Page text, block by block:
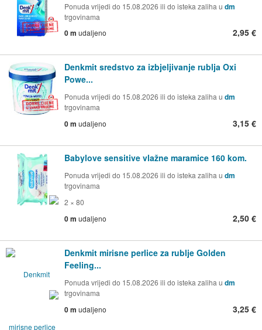
Ponuda vrijedi do 15.08.2026 ili do isteka zaliha u dm
trgovinama
0 m udaljeno 2,95 €
Denkmit sredstvo za izbjeljivanje rublja Oxi
Powe...
Ponuda vrijedi do 15.08.2026 ili do isteka zaliha u dm
trgovinama
0 m udaljeno 3,15 €
Babylove sensitive vlažne maramice 160 kom.
Ponuda vrijedi do 15.08.2026 ili do isteka zaliha u dm
trgovinama
2 × 80
0 m udaljeno 2,50 €
Denkmit mirisne perlice za rublje Golden
Feeling...
Ponuda vrijedi do 15.08.2026 ili do isteka zaliha u dm
trgovinama
0 m udaljeno 3,25 €